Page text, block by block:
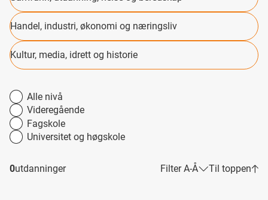
Handel, industri, økonomi og næringsliv
Kultur, media, idrett og historie
Alle nivå
Videregående
Fagskole
Universitet og høgskole
0utdanninger Filter A-Å Til toppen